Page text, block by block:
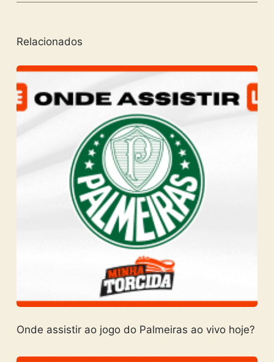
Relacionados
Onde assistir ao jogo do Palmeiras ao vivo hoje?